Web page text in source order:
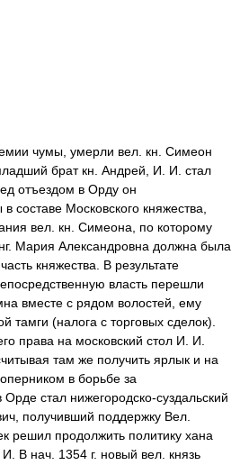
чумы, умерли вел. кн. Симеон
брат кн. Андрей, И. И. стал
отъездом в Орду он
составе Московского княжества,
вел. кн. Симеона, по которому
Мария Александровна должна была
княжества. В результате
власть перешли
вместе с рядом волостей, ему
тамги (налога с торговых сделок).
права на московский стол И. И.
там же получить ярлык и на
в борьбе за
Орде стал нижегородско-суздальский
получивший поддержку Вел.
решил продолжить политику хана
В нач. 1354 г. новый вел. князь